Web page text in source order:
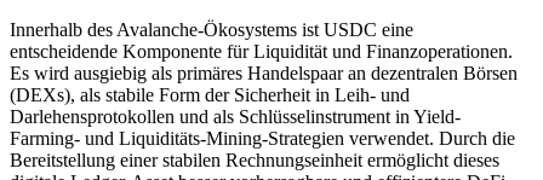
Innerhalb des Avalanche-Ökosystems ist USDC eine
entscheidende Komponente für Liquidität und Finanzoperationen.
Es wird ausgiebig als primäres Handelspaar an dezentralen Börsen
(DEXs), als stabile Form der Sicherheit in Leih- und
Darlehensprotokollen und als Schlüsselinstrument in Yield-
Farming- und Liquiditäts-Mining-Strategien verwendet. Durch die
Bereitstellung einer stabilen Rechnungseinheit ermöglicht dieses